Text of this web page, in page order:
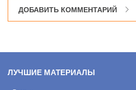
ДОБАВИТЬ КОММЕНТАРИЙ
ЛУЧШИЕ МАТЕРИАЛЫ